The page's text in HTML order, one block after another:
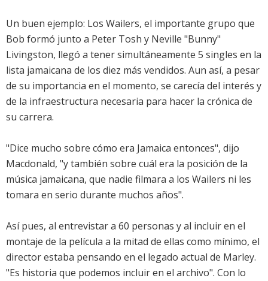
Un buen ejemplo: Los Wailers, el importante grupo que
Bob formó junto a Peter Tosh y Neville "Bunny"
Livingston, llegó a tener simultáneamente 5 singles en la
lista jamaicana de los diez más vendidos. Aun así, a pesar
de su importancia en el momento, se carecía del interés y
de la infraestructura necesaria para hacer la crónica de
su carrera.
"Dice mucho sobre cómo era Jamaica entonces", dijo
Macdonald, "y también sobre cuál era la posición de la
música jamaicana, que nadie filmara a los Wailers ni les
tomara en serio durante muchos años".
Así pues, al entrevistar a 60 personas y al incluir en el
montaje de la película a la mitad de ellas como mínimo, el
director estaba pensando en el legado actual de Marley.
"Es historia que podemos incluir en el archivo". Con lo